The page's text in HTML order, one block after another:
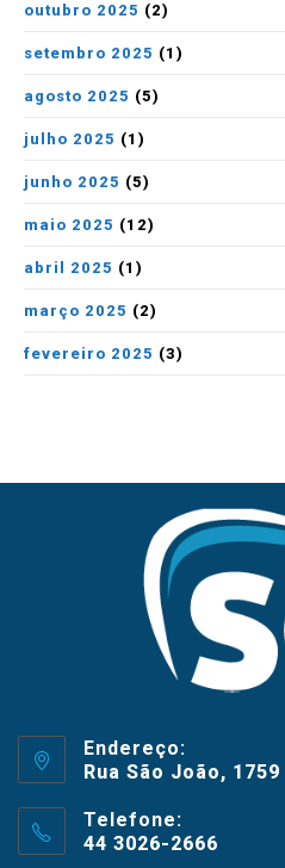
outubro 2025 (2)
setembro 2025 (1)
agosto 2025 (5)
julho 2025 (1)
junho 2025 (5)
maio 2025 (12)
abril 2025 (1)
março 2025 (2)
fevereiro 2025 (3)
Endereço:
Rua São João,
Telefone:
44 3026-2666